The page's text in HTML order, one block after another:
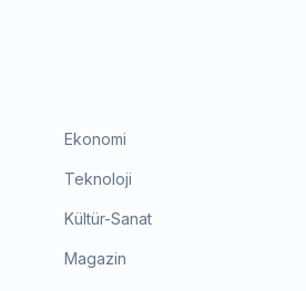
Ekonomi
Teknoloji
Kültür-Sanat
Magazin